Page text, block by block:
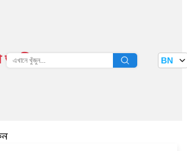
জাতীয় তথ্য বাতায়ন BN